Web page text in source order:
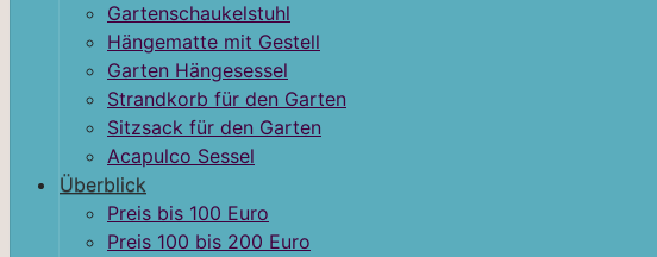
Gartenschaukelstuhl
Hängematte mit Gestell
Garten Hängesessel
Strandkorb für den Garten
Sitzsack für den Garten
Acapulco Sessel
Überblick
Preis bis 100 Euro
Preis 100 bis 200 Euro